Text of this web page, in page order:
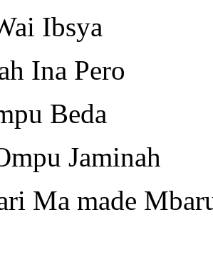
Ibsya
Ina Pero
Beda
Jaminah
Ma made